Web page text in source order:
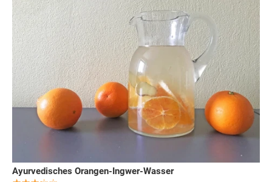
Ayurvedisches Orangen-Ingwer-Wasser